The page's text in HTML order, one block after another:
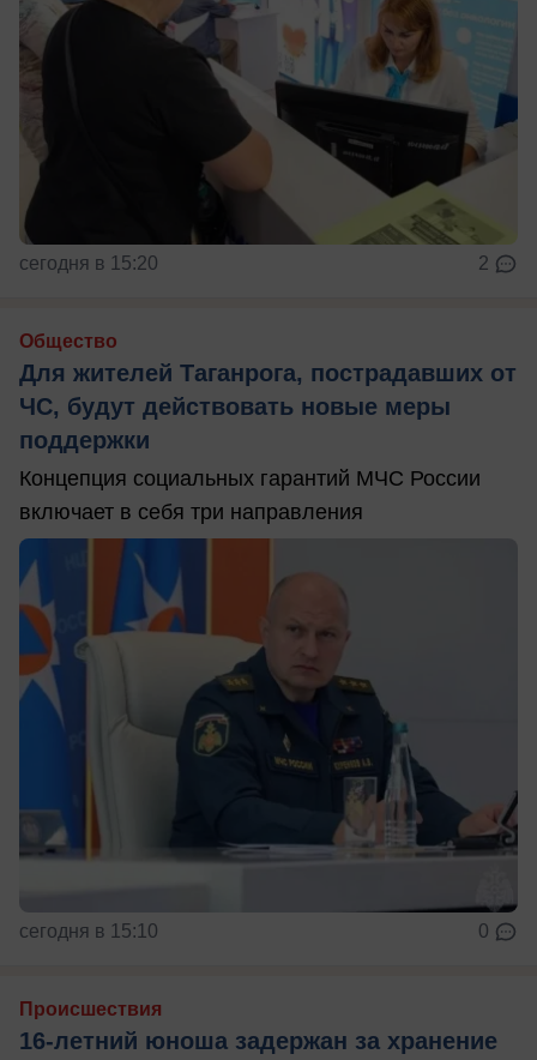
сегодня в 15:20 2
Общество
Для жителей Таганрога, пострадавших от
ЧС, будут действовать новые меры
поддержки
Концепция социальных гарантий МЧС России
включает в себя три направления
сегодня в 15:10 0
Происшествия
16-летний юноша задержан за хранение